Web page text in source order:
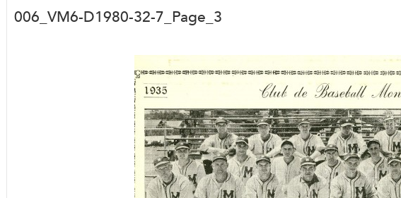
006_VM6-D1980-32-7_Page_3